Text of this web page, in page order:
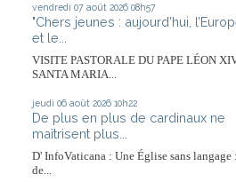
vendredi 07 août 2026 08h57
"Chers jeunes : aujourd’hui,
et le...
VISITE PASTORALE DU PAPE LÉON
SANTA MARIA...
jeudi 06 août 2026 10h22
De plus en plus de cardinaux ne
maîtrisent plus...
D' InfoVaticana : Une Église sans langage :
de...